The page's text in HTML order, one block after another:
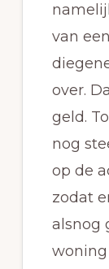
van
over.
geld.
nog
op de
zodat
alsnog
woning